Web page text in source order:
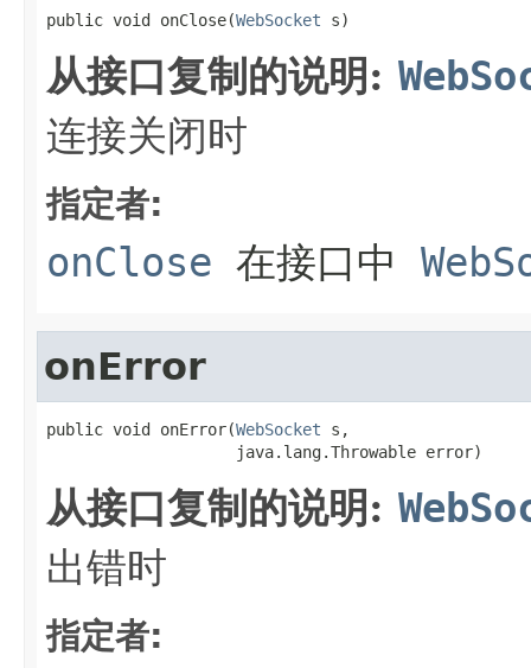
public void onClose(WebSocket s)
从接口复制的说明:
连接关闭时
指定者:
onClose 在接口中
onError
public void onError(WebSocket s,
                    java.lang.Throwable error)
从接口复制的说明:
出错时
指定者: